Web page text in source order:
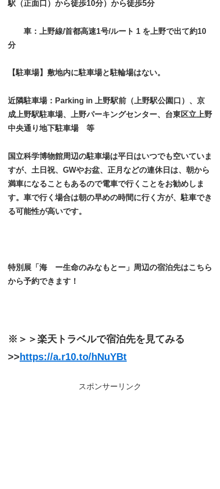
駅（正面口）から徒歩10分）から徒歩5分
車：
上野線/首都高速1号/ルート 1 を上野で出て約10
分
【駐車場】敷地内に駐車場と駐輪場はない。
近隣駐車場： Parking in 上野駅前（上野駅公園口）、京
成上野駅駐車場、上野パーキングセンター、台東区立上野
中央通り地下駐車場 等
国立科学博物館周辺の駐車場は平日はいつでも空いていま
すが、土日祝、GWやお盆、正月などの連休日は、朝から
満車になることもあるので電車で行くことをお勧めしま
す。車で行く場合は朝の早めの時間に行く方が、駐車でき
る可能性が高いです。
特別展「海 ー生命のみなもとー」周辺の宿泊先はこちら
から予約できます！
※＞＞楽天トラベルで宿泊先を見てみる
>> https://a.r10.to/hNuYBt
スポンサーリンク